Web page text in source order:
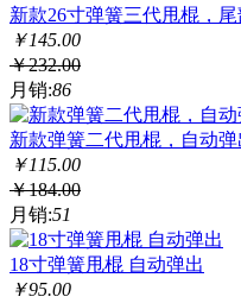
新款26寸弹簧三代甩棍，
￥145.00
￥232.00
月销:86
新款弹簧二代甩棍，自动
￥115.00
￥184.00
月销:51
​18寸弹簧甩棍 自动弹出
￥95.00